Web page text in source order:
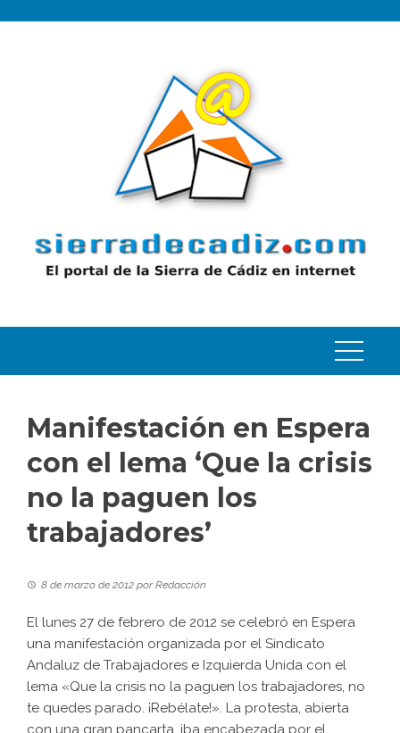
Manifestación en Espera
con el lema ‘Que la crisis
no la paguen los
trabajadores’
8 de marzo de 2012 porRedacción
El lunes 27 de febrero de 2012 se celebró en Espera
una manifestación organizada por el Sindicato
Andaluz de Trabajadores e Izquierda Unida con el
lema «Que la crisis no la paguen los trabajadores, no
te quedes parado. ¡Rebélate!». La protesta, abierta
con una gran pancarta, iba encabezada por el